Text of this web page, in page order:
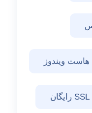
هاست ویندوز
SSL رایگان